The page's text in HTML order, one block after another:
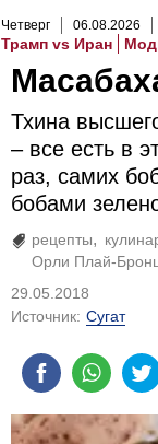
Четверг 06.08.2026
Трамп vs Иран
Тхина
– все есть в
раз, самих
бобами
рецепты
Орли Плай-
29.05.2018
Источник: Сугат